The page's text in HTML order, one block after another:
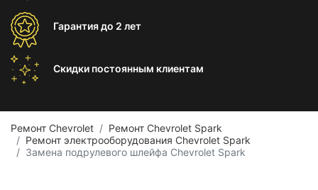
Гарантиядо 2 лет
Скидки постоянным клиентам
Ремонт Chevrolet
Ремонт Chevrolet Spark
Ремонт электрооборудования Chevrolet Spark
Замена подрулевого шлейфа Chevrolet Spark